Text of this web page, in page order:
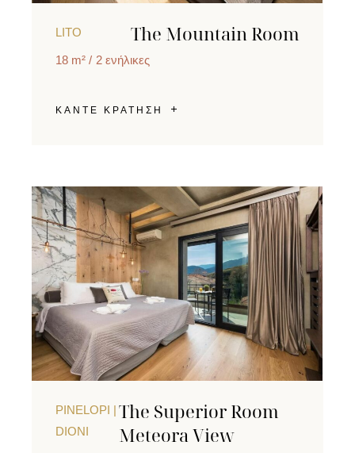
LITO The Mountain Room
18 m² 2 ενήλικες
ΚΑΝΤΕ ΚΡΑΤΗΣΗ
PINELOPI |
DIONI
The Superior Room
Meteora View